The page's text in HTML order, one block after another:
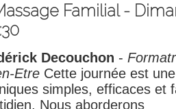
Familial -
Decouchon -
Etre Cette journée est
simples, efficaces et
Nous aborderons